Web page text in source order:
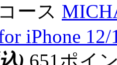
ース
iPhone